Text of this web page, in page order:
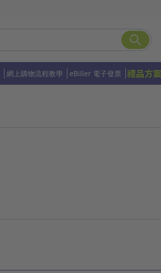
網上購物流程教學 eBiller 電子發票